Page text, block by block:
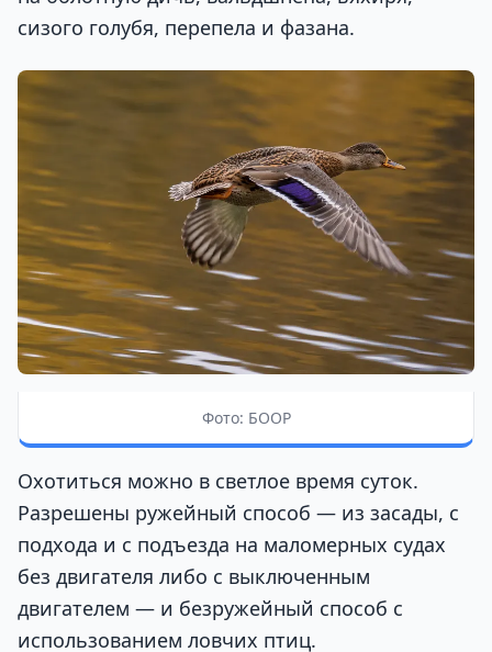
сизого голубя, перепела и фазана.
Фото: БООР
Охотиться можно в светлое время суток.
Разрешены ружейный способ — из засады, с
подхода и с подъезда на маломерных судах
без двигателя либо с выключенным
двигателем — и безружейный способ с
использованием ловчих птиц.